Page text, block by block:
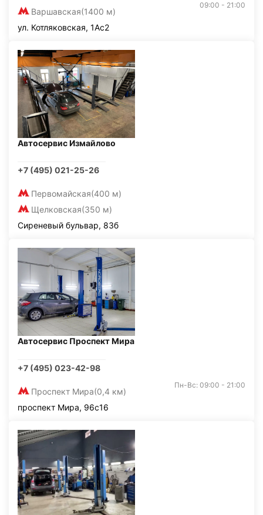
Варшавская(1400 м)
09:00 - 21:00
ул. Котляковская, 1Ас2
Автосервис Измайлово
+7 (495) 021-25-26
Первомайская(400 м)
Щелковская(350 м)
Сиреневый бульвар, 83б
Автосервис Проспект Мира
+7 (495) 023-42-98
Проспект Мира(0,4 км)
Пн-Вс: 09:00 - 21:00
проспект Мира, 96с16